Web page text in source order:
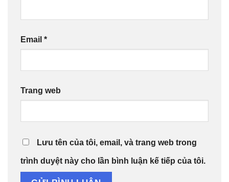
Email *
Trang web
Lưu tên của tôi, email, và trang web trong
trình duyệt này cho lần bình luận kế tiếp của tôi.